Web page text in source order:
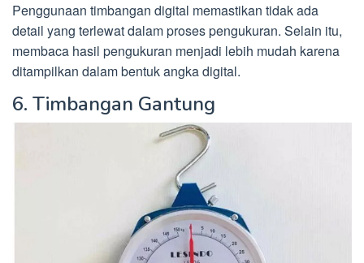
Penggunaan timbangan digital memastikan tidak ada
detail yang terlewat dalam proses pengukuran. Selain itu,
membaca hasil pengukuran menjadi lebih mudah karena
ditampilkan dalam bentuk angka digital.
6. Timbangan Gantung